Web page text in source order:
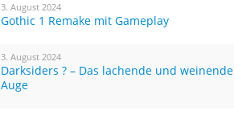
3. August 2024
Gothic 1 Remake mit Gameplay
3. August 2024
Darksiders ? – Das lachende und weinende
Auge